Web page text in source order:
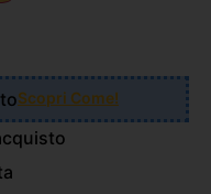
Scopri Come!